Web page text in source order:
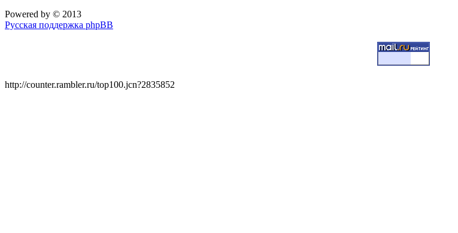
Powered by © 2013
Русская поддержка phpBB
http://counter.rambler.ru/top100.jcn?2835852